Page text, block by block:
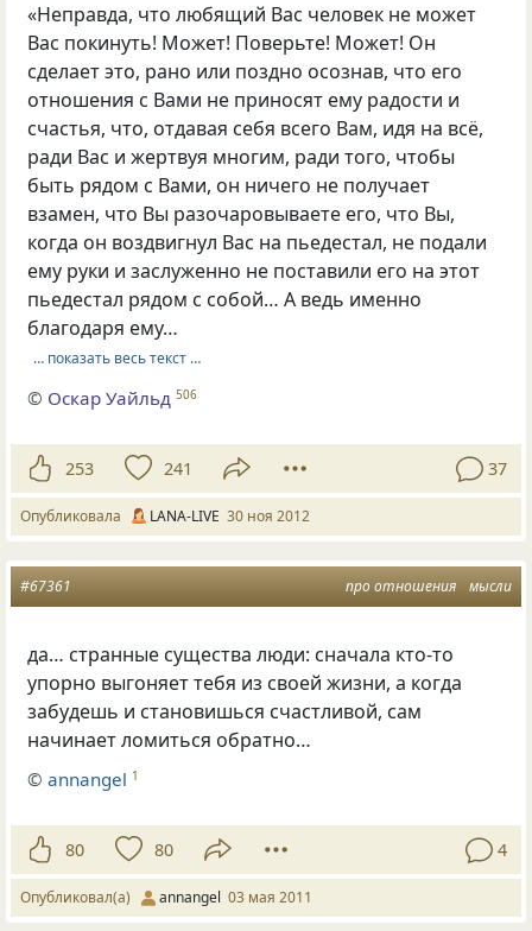
«Неправда, что любящий Вас человек не может
Вас покинуть! Может! Поверьте! Может! Он
сделает это, рано или поздно осознав, что его
отношения с Вами не приносят ему радости и
счастья, что, отдавая себя всего Вам, идя на всё,
ради Вас и жертвуя многим, ради того, чтобы
быть рядом с Вами, он ничего не получает
взамен, что Вы разочаровываете его, что Вы,
когда он воздвигнул Вас на пьедестал, не подали
ему руки и заслуженно не поставили его на этот
пьедестал рядом с собой… А ведь именно
благодаря ему…
… показать весь текст …
© Оскар Уайльд 506
253 241 37
Опубликовала LANA-LIVE 30 ноя 2012
про отношения мысли
#67361
да… странные существа люди: сначала кто-то
упорно выгоняет тебя из своей жизни, а когда
забудешь и становишься счастливой, сам
начинает ломиться обратно…
©annangel 1
80 80 4
Опубликовал(а) annangel 03 мая 2011